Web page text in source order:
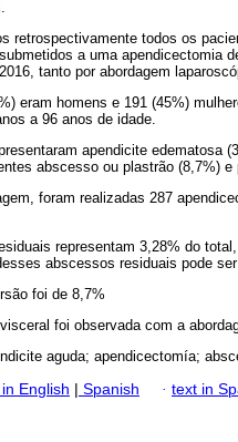
retrospectivamente todos os
a uma apendicectomia
tanto por abordagem
eram homens e 191 (45%)
a 96 anos de idade.
apendicite edematosa
abscesso ou plastrão (8,7%)
foram realizadas 287
representam 3,28% do
abscessos residuais pode
foi de 8,7%
foi observada com a
aguda; apendicectomía;
English Spanish · text in